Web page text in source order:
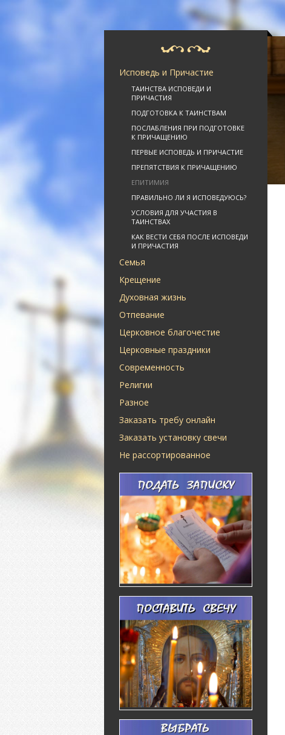
Исповедь и Причастие
ТАИНСТВА ИСПОВЕДИ И
ПРИЧАСТИЯ
ПОДГОТОВКА К ТАИНСТВАМ
ПОСЛАБЛЕНИЯ ПРИ ПОДГОТОВКЕ
К ПРИЧАЩЕНИЮ
ПЕРВЫЕ ИСПОВЕДЬ И ПРИЧАСТИЕ
ПРЕПЯТСТВИЯ К ПРИЧАЩЕНИЮ
ЕПИТИМИЯ
ПРАВИЛЬНО ЛИ Я ИСПОВЕДУЮСЬ?
УСЛОВИЯ ДЛЯ УЧАСТИЯ В
ТАИНСТВАХ
КАК ВЕСТИ СЕБЯ ПОСЛЕ ИСПОВЕДИ
И ПРИЧАСТИЯ
Семья
Крещение
Духовная жизнь
Отпевание
Церковное благочестие
Церковные праздники
Современность
Религии
Разное
Заказать требу онлайн
Заказать установку свечи
Не рассортированное